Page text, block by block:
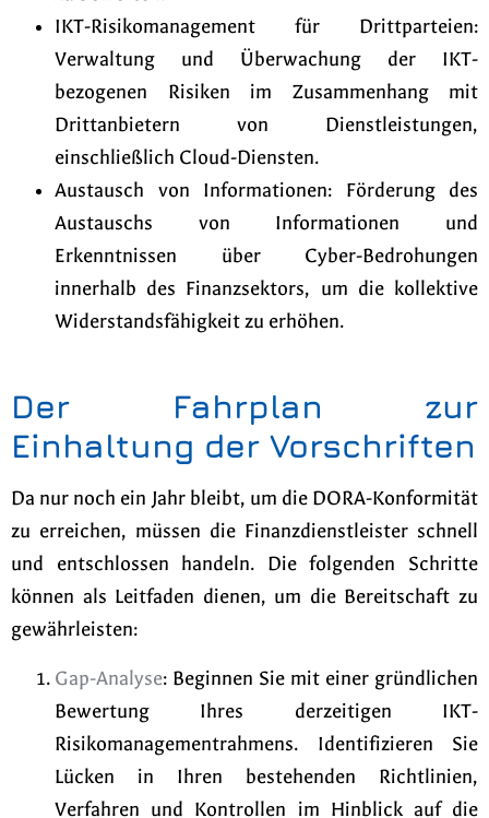
IKT-Risikomanagement für Drittparteien:
Verwaltung und Überwachung der IKT-
bezogenen Risiken im Zusammenhang mit
Drittanbietern von Dienstleistungen,
einschließlich Cloud-Diensten.
Austausch von Informationen: Förderung des
Austauschs von Informationen und
Erkenntnissen über Cyber-Bedrohungen
innerhalb des Finanzsektors, um die kollektive
Widerstandsfähigkeit zu erhöhen.
Der Fahrplan zur
Einhaltung der Vorschriften
Da nur noch ein Jahr bleibt, um die DORA-Konformität
zu erreichen, müssen die Finanzdienstleister schnell
und entschlossen handeln. Die folgenden Schritte
können als Leitfaden dienen, um die Bereitschaft zu
gewährleisten:
Gap-Analyse: Beginnen Sie mit einer gründlichen
Bewertung Ihres derzeitigen IKT-
Risikomanagementrahmens. Identifizieren Sie
Lücken in Ihren bestehenden Richtlinien,
Verfahren und Kontrollen im Hinblick auf die